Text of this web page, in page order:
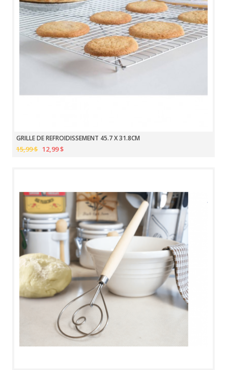
GRILLE DE REFROIDISSEMENT 45.7 X 31.8CM
15,99 $ 12,99 $